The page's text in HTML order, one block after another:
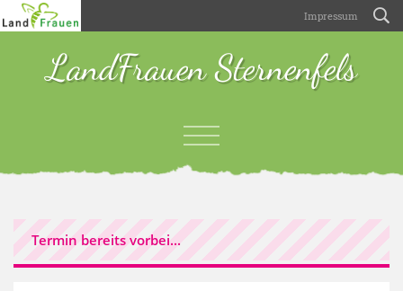
Impressum
LandFrauen Sternenfels
Termin bereits vorbei...